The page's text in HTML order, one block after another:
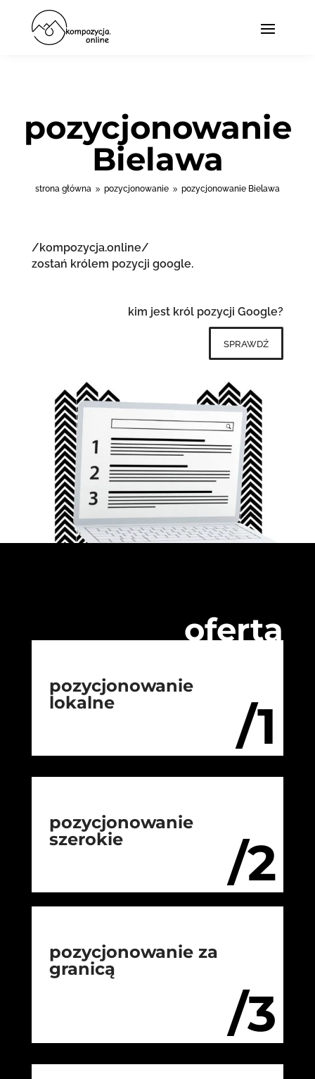
pozycjonowanie
Bielawa
strona główna 9 pozycjonowanie 9 pozycjonowanie Bielawa
/kompozycja.online/
zostań królem pozycji google.
kim jest król pozycji Google?
sprawdź
oferta
/1
pozycjonowanie
lokalne
/2
pozycjonowanie
szerokie
/3
pozycjonowanie za
granicą